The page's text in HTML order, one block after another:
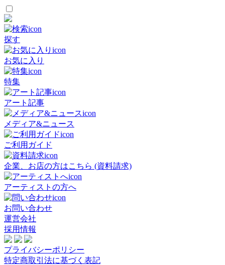
探す
お気に入り
特集
アート記事
メディア&ニュース
ご利用ガイド
企業、お店の方はこちら (資料請求)
アーティストの方へ
お問い合わせ
運営会社
採用情報
プライバシーポリシー
特定商取引法に基づく表記